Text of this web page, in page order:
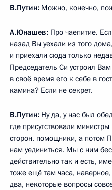
В.Путин: Можно, конечно,
А.Юнашев: Про чаепитие.
назад Вы уехали из того
и приехали сюда только
Председатель Си устроил
в своё время его к себе в
камина? Если не секрет.
В.Путин: Ну да, у нас был
где присутствовали
сторон, помощники, а потом
нам уединиться. Мы с ним
действительно так и есть,
тоже ещё там часа,
два, некоторые вопросы